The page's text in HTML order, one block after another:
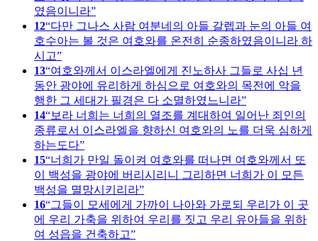
였음이니라
12 다만 그나스 사람 여분네의 아들 갈렙과 눈의 아들 여
호수아는 볼 것은 여호와를 온전히 순종하였음이니라 하
시고
13 여호와께서 이스라엘에게 진노하사 그들로 사십 년
동안 광야에 유리하게 하심으로 여호와의 목전에 악을
행한 그 세대가 필경은 다 소멸하였느니라
14 보라 너희는 너희의 열조를 계대하여 일어난 죄인의
종류로서 이스라엘을 향하신 여호와의 노를 더욱 심하게
하는도다
15 너희가 만일 돌이켜 여호와를 떠나면 여호와께서 또
이 백성을 광야에 버리시리니 그리하면 너희가 이 모든
백성을 멸망시키리라
16 그들이 모세에게 가까이 나아와 가로되 우리가 이 곳
에 우리 가축을 위하여 우리를 짓고 우리 유아들을 위하
여 성읍을 건축하고